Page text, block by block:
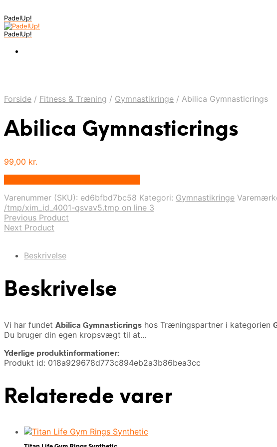
PadelUp!
PadelUp!
Forside / Fitness & Træning / Gymnastikringe / Abilica Gymnasticrings
Abilica Gymnasticrings
99,00 kr.
Varenummer (SKU): ed6bfbd7bc58 Kategori: Gymnastikringe
/tmp/xim_id_4001-qsvav5.tmp on line 3
Previous Product
Next Product
Beskrivelse
Beskrivelse
Vi har fundet Abilica Gymnasticrings hos Træningspartner i kategorien
Du bruger din egen kropsvægt til at…
Yderlige produktinformationer:
Produkt id: 018a929678d773c894eb2a3b86bea3cc
Relaterede varer